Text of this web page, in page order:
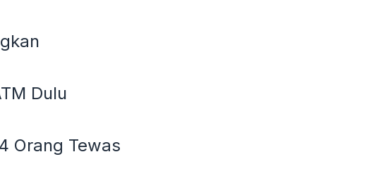
Dulu
Orang Tewas